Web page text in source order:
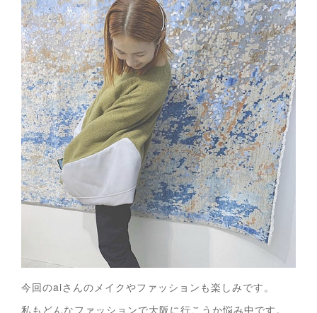
今回のaiさんのメイクやファッションも楽しみです。
私もどんなファッションで大阪に行こうか悩み中です。